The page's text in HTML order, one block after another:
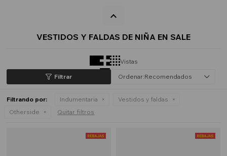
VESTIDOS Y FALDAS DE NIÑA EN SALE
Vistas
Recomendados
Filtrando por: Indumentaria
Vestidos y faldas
Otherside
Quitar filtros